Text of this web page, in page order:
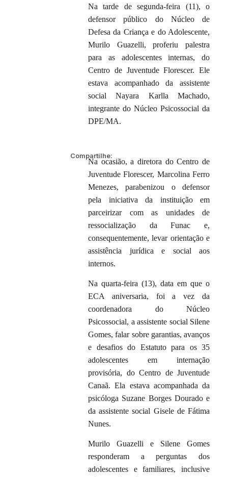
Compartilhe:
Na tarde de segunda-feira (11), o
defensor público do Núcleo de
Defesa da Criança e do Adolescente,
Murilo Guazelli, proferiu palestra
para as adolescentes internas, do
Centro de Juventude Florescer. Ele
estava acompanhado da assistente
social Nayara Karlla Machado,
integrante do Núcleo Psicossocial da
DPE/MA.
Na ocasião, a diretora do Centro de
Juventude Florescer, Marcolina Ferro
Menezes, parabenizou o defensor
pela iniciativa da instituição em
parceirizar com as unidades de
ressocialização da Funac e,
consequentemente, levar orientação e
assistência jurídica e social aos
internos.
Na quarta-feira (13), data em que o
ECA aniversaria, foi a vez da
coordenadora do Núcleo
Psicossocial, a assistente social Silene
Gomes, falar sobre garantias, avanços
e desafios do Estatuto para os 35
adolescentes em internação
provisória, do Centro de Juventude
Canaã. Ela estava acompanhada da
psicóloga Suzane Borges Dourado e
da assistente social Gisele de Fátima
Nunes.
Murilo Guazelli e Silene Gomes
responderam a perguntas dos
adolescentes e familiares, inclusive